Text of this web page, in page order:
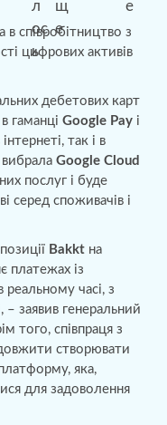
в співробітництво з
цифрових активів
дебетових карт
гаманці Google Pay і
так і в
вибрала Google Cloud
послуг і буде
серед споживачів і
Bakkt на
платежах із
реальному часі, з
– заявив генеральний
того, співпраця з
створювати
яка,
для задоволення